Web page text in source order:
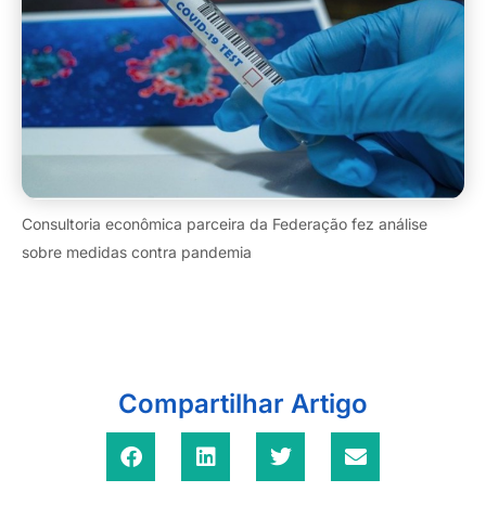
Consultoria econômica parceira da Federação fez análise
sobre medidas contra pandemia
Compartilhar Artigo